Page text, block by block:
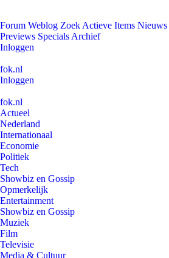
Forum Weblog Zoek Actieve Items Nieuws
Previews Specials Archief
Inloggen
fok.nl
Inloggen
fok.nl
Actueel
Nederland
Internationaal
Economie
Politiek
Tech
Showbiz en Gossip
Opmerkelijk
Entertainment
Showbiz en Gossip
Muziek
Film
Televisie
Media & Cultuur